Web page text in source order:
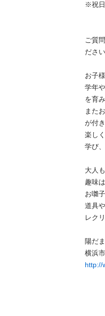
※祝日
ご質
ださい
お子
学年
を育
また
が付
楽し
学び
大人
趣味
お囃
道具
レク
陽だ
http://